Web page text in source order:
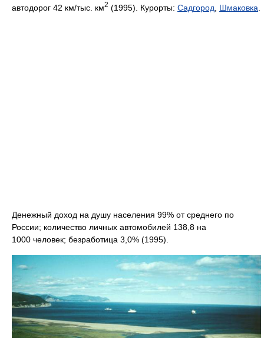
автодорог 42 км/тыс. км2 (1995). Курорты: Садгород Шмаковка
Денежный доход на душу населения 99% от среднего по
России; количество личных автомобилей 138,8 на
1000 человек; безработица 3,0% (1995).